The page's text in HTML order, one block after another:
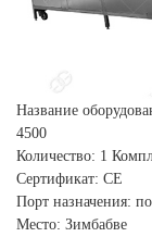
Название
4500
Количество: 1
Сертификат: CE
Порт назначения:
Место: Зимбабве